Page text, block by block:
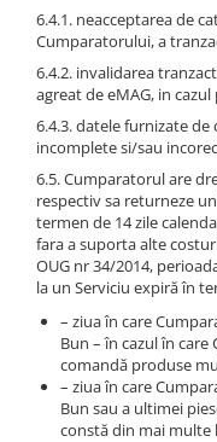
6.4.1. neacceptarea de
Cumparatorului, a
6.4.2. invalidarea
agreat de eMAG, in
6.4.3. datele furnizate
incomplete si/sau
6.5. Cumparatorul are
respectiv sa returneze
termen de 14 zile
fara a suporta alte
OUG nr 34/2014,
la un Serviciu expiră în
– ziua în care
Bun – în cazul în
comandă produse
– ziua în care
Bun sau a ultimei
constă din mai multe